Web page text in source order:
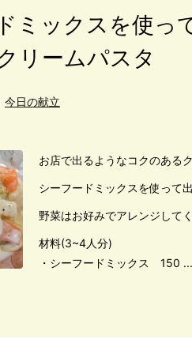
ミックスを使っ
リームパスタ
今日の献立
お店で出るようなコクのある
シーフードミックスを使って
野菜はお好みでアレンジして
材料(3~4人分)
・シーフードミックス 150 ...